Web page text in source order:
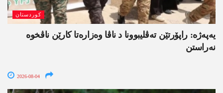
کوردستان
یەپەژە: راپۆرتێن تەڤلیبوونا د ناڤا وەزارەتا کارێن ناڤخوە
نەراستن
2026-08-04